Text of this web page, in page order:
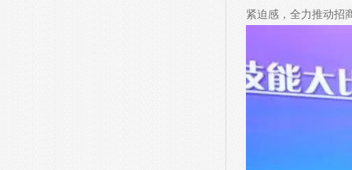
紧迫感，全力推动招